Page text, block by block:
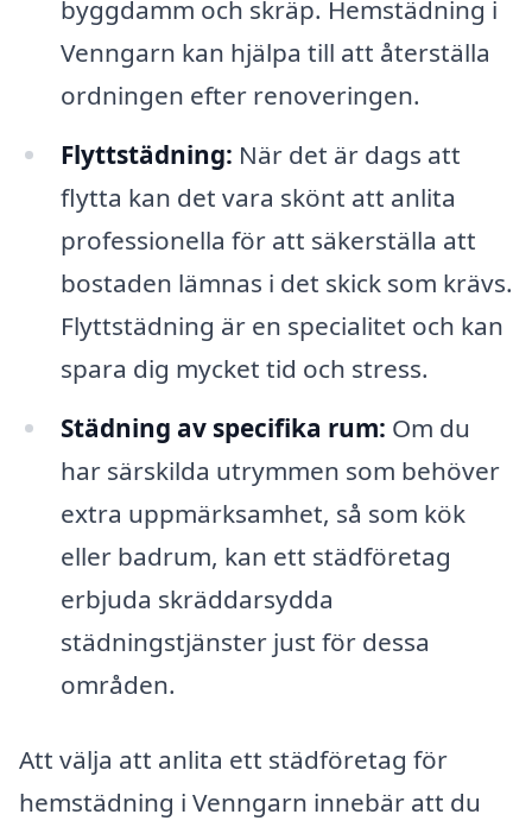
byggdamm och skräp. Hemstädning i
Venngarn kan hjälpa till att återställa
ordningen efter renoveringen.
Flyttstädning: När det är dags att
flytta kan det vara skönt att anlita
professionella för att säkerställa att
bostaden lämnas i det skick som krävs.
Flyttstädning är en specialitet och kan
spara dig mycket tid och stress.
Städning av specifika rum: Om du
har särskilda utrymmen som behöver
extra uppmärksamhet, så som kök
eller badrum, kan ett städföretag
erbjuda skräddarsydda
städningstjänster just för dessa
områden.
Att välja att anlita ett städföretag för
hemstädning i Venngarn innebär att du